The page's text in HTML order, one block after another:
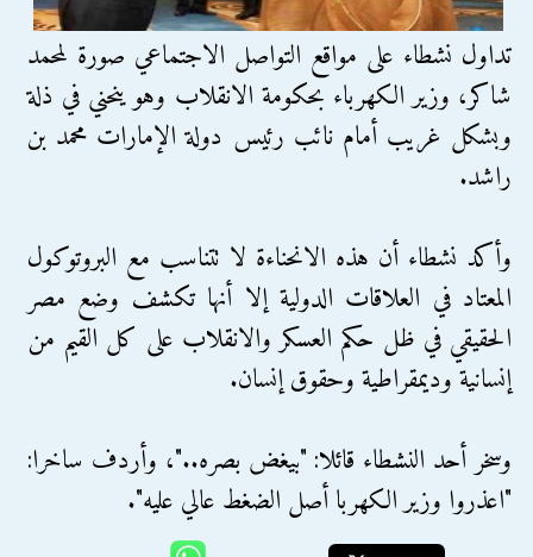
تداول نشطاء على مواقع التواصل الاجتماعي صورة لمحمد
شاكر، وزير الكهرباء بحكومة الانقلاب وهو ينحني في ذلة
وبشكل غريب أمام نائب رئيس دولة الإمارات محمد بن
راشد.
وأكد نشطاء أن هذه الانحناءة لا تتناسب مع البروتوكول
المعتاد في العلاقات الدولية إلا أنها تكشف وضع مصر
الحقيقي في ظل حكم العسكر والانقلاب على كل القيم من
إنسانية وديمقراطية وحقوق إنسان.
وسخر أحد النشطاء قائلا: "بيغض بصره.."، وأردف ساخرا:
"اعذروا وزير الكهربا أصل الضغط عالي عليه".